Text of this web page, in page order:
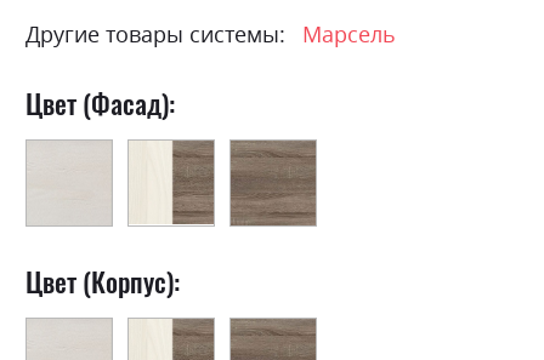
Другие товары системы: Марсель
Цвет (Фасад):
Цвет (Корпус):